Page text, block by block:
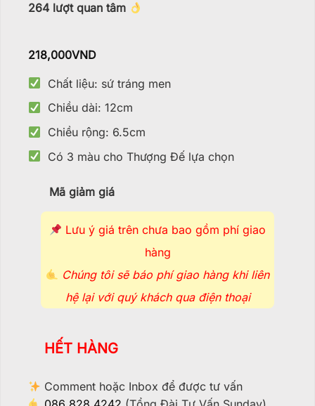
264 lượt quan tâm
218,000VND
Chất liệu: sứ tráng men
Chiều dài: 12cm
Chiều rộng: 6.5cm
Có 3 màu cho Thượng Đế lựa chọn
Mã giảm giá
Lưu ý giá trên chưa bao gồm phí giao
hàng
Chúng tôi sẽ báo phí giao hàng khi liên
hệ lại với quý khách qua điện thoại
HẾT HÀNG
Comment hoặc Inbox để được tư vấn